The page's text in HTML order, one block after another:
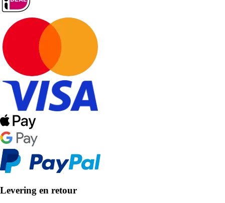
Levering en retour